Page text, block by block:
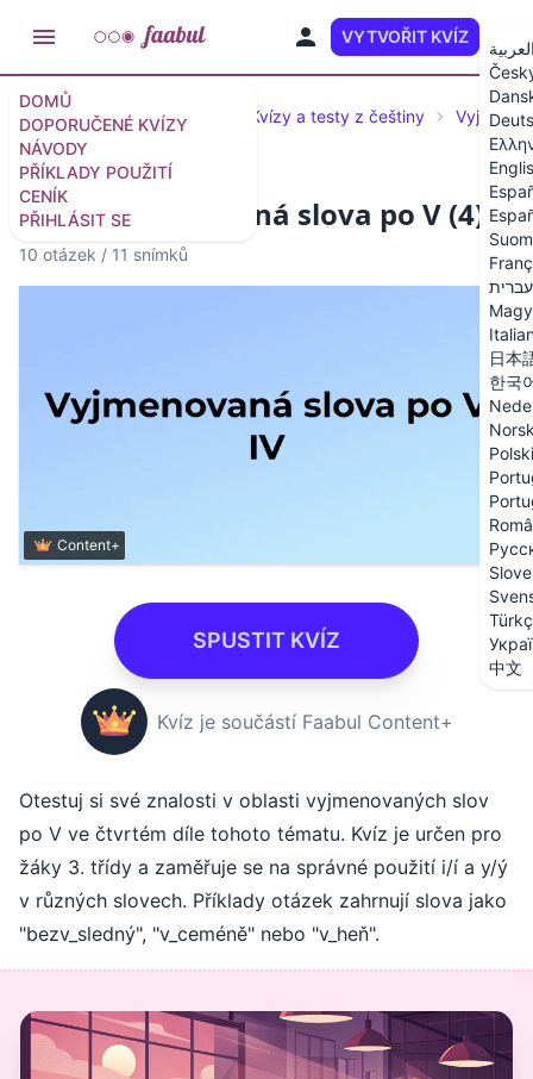
DOMŮ
DOPORUČENÉ KVÍZY
NÁVODY
PŘÍKLADY POUŽITÍ
CENÍK
PŘIHLÁSIT SE
VYTVOŘIT KVÍZ
עברית
日本
한국
Polski
中文
Doporučené kvízy a testy Kvízy a testy z češtiny
Kvíz: Vyjmenovaná slova po V (4)
10 otázek / 11 snímků
Content+
SPUSTIT KVÍZ
Kvíz je součástí Faabul Content+
Otestuj si své znalosti v oblasti vyjmenovaných slov
po V ve čtvrtém díle tohoto tématu. Kvíz je určen pro
žáky 3. třídy a zaměřuje se na správné použití i/í a y/ý
v různých slovech. Příklady otázek zahrnují slova jako
"bezv_sledný", "v_ceméně" nebo "v_heň".